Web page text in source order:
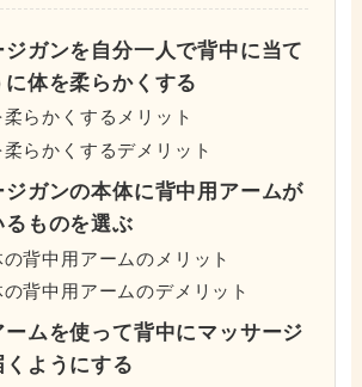
ジガンを自分一人で背中に当て
体を柔らかくする
らかくするメリット
らかくするデメリット
ジガンの本体に背中用アームが
るものを選ぶ
背中用アームのメリット
背中用アームのデメリット
ームを使って背中にマッサージ
くようにする